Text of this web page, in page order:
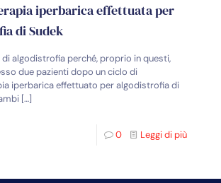
iperbarica effettuata per
di Sudek
algodistrofia perché, proprio in questi,
due pazienti dopo un ciclo di
iperbarica effettuato per algodistrofia di
[…]
0 Leggi di più